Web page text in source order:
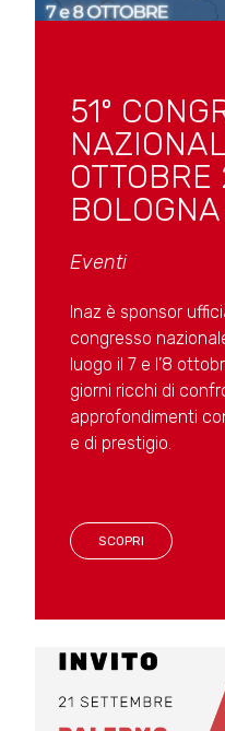
51º
OTTOBRE
BOLOGNA
Eventi
Inaz è sponsor
congresso
luogo il 7 e l’8
giorni ricchi di
approfondimenti
e di prestigio.
SCOPRI